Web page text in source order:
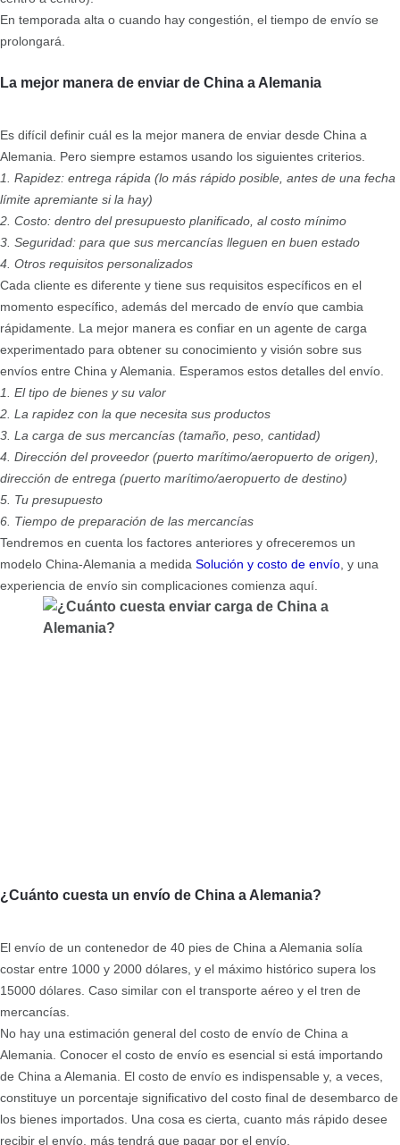
En temporada alta o cuando hay congestión, el tiempo de envío se
prolongará.
La mejor manera de enviar de China a Alemania
Es difícil definir cuál es la mejor manera de enviar desde China a
Alemania. Pero siempre estamos usando los siguientes criterios.
1. Rapidez: entrega rápida (lo más rápido posible, antes de una fecha
límite apremiante si la hay)
2. Costo: dentro del presupuesto planificado, al costo mínimo
3. Seguridad: para que sus mercancías lleguen en buen estado
4. Otros requisitos personalizados
Cada cliente es diferente y tiene sus requisitos específicos en el
momento específico, además del mercado de envío que cambia
rápidamente. La mejor manera es confiar en un agente de carga
experimentado para obtener su conocimiento y visión sobre sus
envíos entre China y Alemania. Esperamos estos detalles del envío.
1. El tipo de bienes y su valor
2. La rapidez con la que necesita sus productos
3. La carga de sus mercancías (tamaño, peso, cantidad)
4. Dirección del proveedor (puerto marítimo/aeropuerto de origen),
dirección de entrega (puerto marítimo/aeropuerto de destino)
5. Tu presupuesto
6. Tiempo de preparación de las mercancías
Tendremos en cuenta los factores anteriores y ofreceremos un
modelo China-Alemania a medida Solución y costo de envío , y una
experiencia de envío sin complicaciones comienza aquí.
¿Cuánto cuesta un envío de China a Alemania?
El envío de un contenedor de 40 pies de China a Alemania solía
costar entre 1000 y 2000 dólares, y el máximo histórico supera los
15000 dólares. Caso similar con el transporte aéreo y el tren de
mercancías.
No hay una estimación general del costo de envío de China a
Alemania. Conocer el costo de envío es esencial si está importando
de China a Alemania. El costo de envío es indispensable y, a veces,
constituye un porcentaje significativo del costo final de desembarco de
los bienes importados. Una cosa es cierta, cuanto más rápido desee
recibir el envío, más tendrá que pagar por el envío.